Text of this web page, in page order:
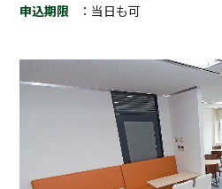
申込期限
：当日も可